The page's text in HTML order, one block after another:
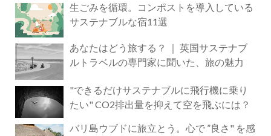
生ごみを循環。コンポストを導入している
サステナブルな宿11選
あなたはどう旅する？ ｜ 英国サステナブ
ルトラベルの専門家に聞いた、旅の魅力
"できるだけサステナブルに飛行機に乗り
たい" CO2排出量を抑えて空を飛ぶには？
バリ島ウブドに旅立とう。心で ”良さ" を感